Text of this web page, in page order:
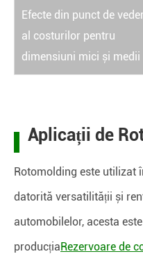
Efecte din punct de
al costurilor pentru
dimensiuni mici și medii
Aplicații de
Rotomolding este utilizat
datorită versatilității și
automobilelor, acesta
producțiaRezervoare de